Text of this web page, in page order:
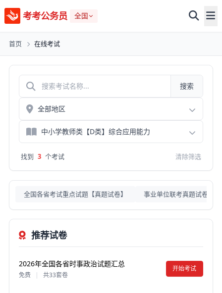
考考公务员 全国
首页 在线考试
搜索
找到 3 个考试 清除筛选
全国各省考试重点试题【真题试卷】 事业单位联考真题试卷
推荐试卷
2026年全国各省时事政治试题汇总
免费 | 共33套卷
开始考试